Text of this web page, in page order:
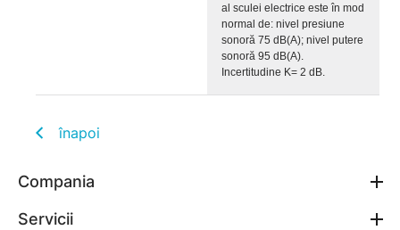
al sculei electrice este în mod
normal de: nivel presiune
sonoră 75 dB(A); nivel putere
sonoră 95 dB(A).
Incertitudine K= 2 dB.
înapoi
Compania
Servicii